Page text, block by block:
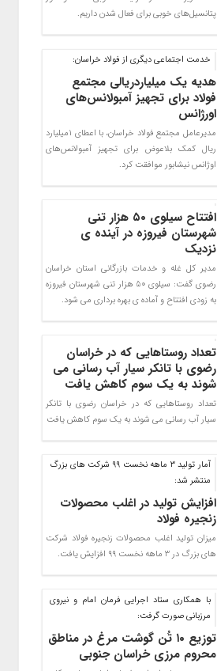
پتانسیل‌های خوبی برای فعال شدن داریم.
خدمت اجتماعی دیگری از فولاد خراسان:
هدیه یک میلیاردریالی مجتمع
فولاد برای تجهیز آمبولانس‌های
اورژانس
مدیرعامل مجتمع فولاد خراسان، با اعطای 1میلیارد
ریال کمک بلاعوض برای تجهیز آمبولانس‌های
اوژانس نیشابور موافقت کرد.
افتتاح سیلوی ۵۰ هزار تنی
شهرستان فیروزه در آینده ی
نزدیک
مدیر کل غله و خدمات بازرگانی استان خراسان
رضوی گفت: سیلوی 50 هزار تنی شهرستان فیروزه
به زودی افتتاح و آماده ی بهره برداری می شود.
تعداد روستاهایی که در خراسان
رضوی با تانکر سیار آب رسانی می
شوند به یک سوم کاهش یافت
تعداد روستاهایی که در خراسان رضوی با تانکر
سیار آب رسانی می شوند به یک سوم کاهش یافت
آمار تولید ۳ ماهه نخست ۹۹ شرکت های بزرگ
منتشر شد:
افزایش تولید در اغلب محصولات
زنجیره فولاد
میزان تولید اغلب محصولات زنجیره فولاد شرکت
های بزرگ در ۳ ماهه نخست ۹۹ افزایش یافت.
با همکاری ستاد اجرایی فرمان امام و نیروی
مرزبانی صورت گرفت:
توزیع ۱۰ تُن گوشت مرغ در مناطق
محروم مرزی خراسان جنوبی